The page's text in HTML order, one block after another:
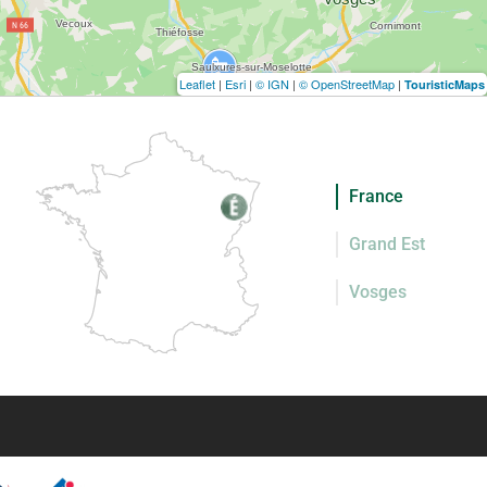
Leaflet | Esri | © IGN | © OpenStreetMap | TouristicMaps
France
Grand Est
Vosges